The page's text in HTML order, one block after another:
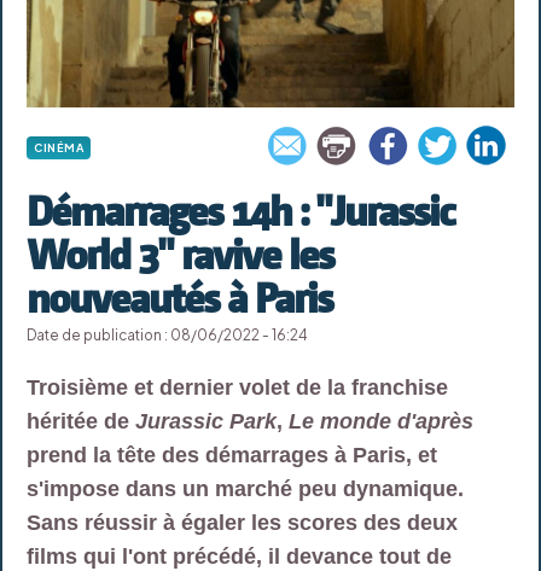
CINÉMA
Démarrages 14h : "Jurassic
World 3" ravive les
nouveautés à Paris
Date de publication : 08/06/2022 - 16:24
Troisième et dernier volet de la franchise
héritée deJurassic Park,Le monde d'après
prend la tête des démarrages à Paris, et
s'impose dans un marché peu dynamique.
Sans réussir à égaler les scores des deux
films qui l'ont précédé, il devance tout de